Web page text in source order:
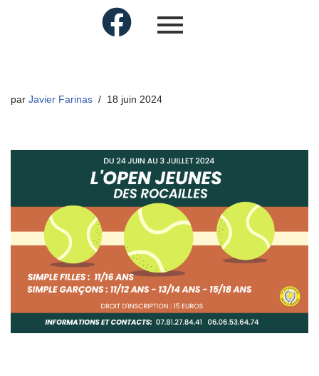
par Javier Farinas 18 juin 2024